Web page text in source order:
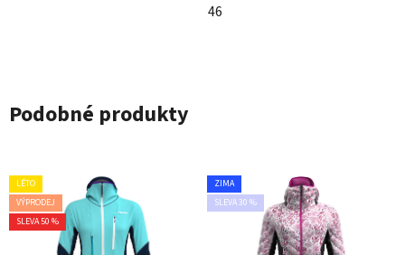
46
Podobné produkty
LÉTO
VÝPRODEJ
SLEVA 50 %
ZIMA
SLEVA 30 %